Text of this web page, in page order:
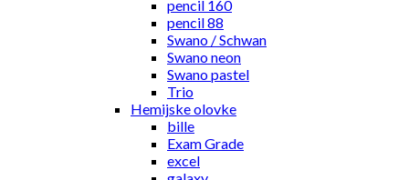
pencil 160
pencil 88
Swano / Schwan
Swano neon
Swano pastel
Trio
Hemijske olovke
bille
Exam Grade
excel